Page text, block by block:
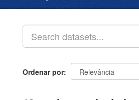
Ordenar por